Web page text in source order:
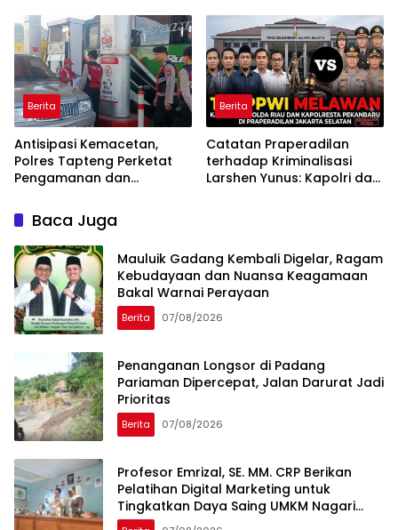
Resmi Ditutup
Berita
Antisipasi Kemacetan,
Polres Tapteng Perketat
Pengamanan dan
SPBU
Berita
Catatan Praperadilan
terhadap Kriminalisasi
Larshen Yunus: Kapolri dan
Baca Juga
Mauluik Gadang Kembali Digelar, Ragam
Kebudayaan dan Nuansa Keagamaan
Bakal Warnai Perayaan
Berita 07/08/2026
Penanganan Longsor di Padang
Pariaman Dipercepat, Jalan Darurat Jadi
Prioritas
Berita 07/08/2026
Profesor Emrizal, SE. MM. CRP Berikan
Pelatihan Digital Marketing untuk
Tingkatkan Daya Saing UMKM Nagari
Toboh Gadang